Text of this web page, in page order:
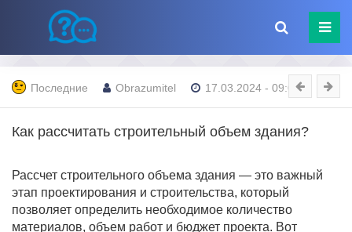
Последние Obrazumitel 17.03.2024 - 09:00
Как рассчитать строительный объем здания?
Рассчет строительного объема здания — это важный
этап проектирования и строительства, который
позволяет определить необходимое количество
материалов, объем работ и бюджет проекта. Вот